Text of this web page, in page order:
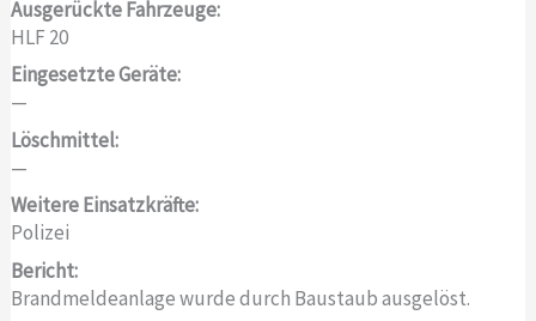
Ausgerückte Fahrzeuge:
HLF 20
Eingesetzte Geräte:
—
Löschmittel:
—
Weitere Einsatzkräfte:
Polizei
Bericht:
Brandmeldeanlage wurde durch Baustaub ausgelöst.